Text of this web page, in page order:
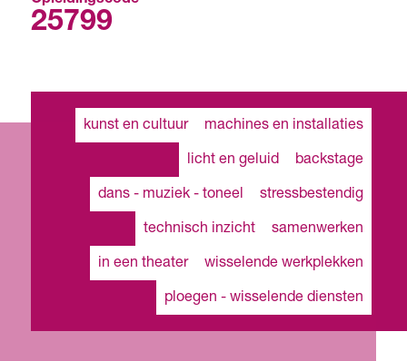
25799
kunst en cultuur machines en installaties
licht en geluid backstage
dans - muziek - toneel stressbestendig
technisch inzicht samenwerken
in een theater wisselende werkplekken
ploegen - wisselende diensten